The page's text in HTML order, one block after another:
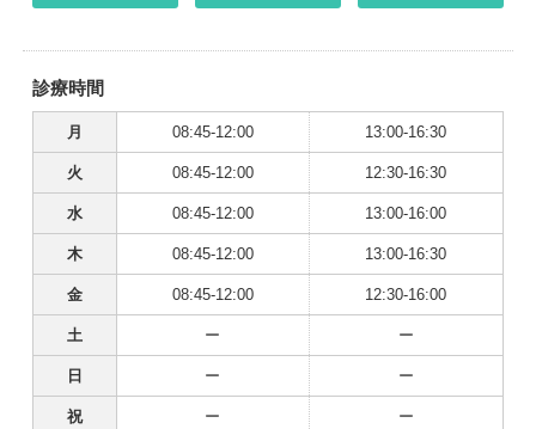
診療時間
月 08:45-12:00 13:00-16:30
火 08:45-12:00 12:30-16:30
水 08:45-12:00 13:00-16:00
木 08:45-12:00 13:00-16:30
金 08:45-12:00 12:30-16:00
土 ー ー
日 ー ー
祝 ー ー